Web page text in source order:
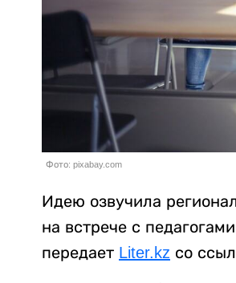
Фото: pixabay.com
Идею озвучила
на встрече с
передает Liter.kz со